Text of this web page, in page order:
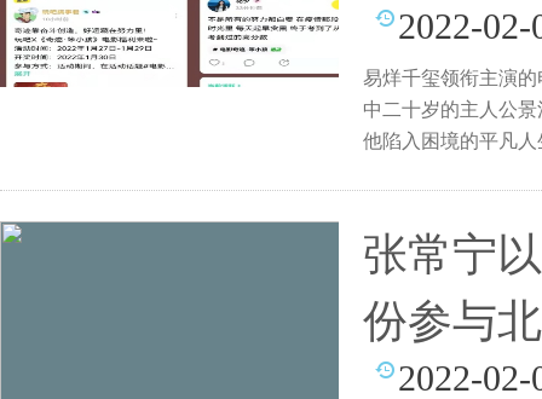
2022-02-
易烊千玺领衔主演
中二十岁的主人公
他陷入困境的平凡
张常宁
份参与
2022-02-